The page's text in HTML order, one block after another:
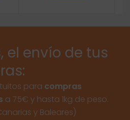
el envío de tus
para compras
a 75€ y hasta 1kg de peso.
y Baleares)